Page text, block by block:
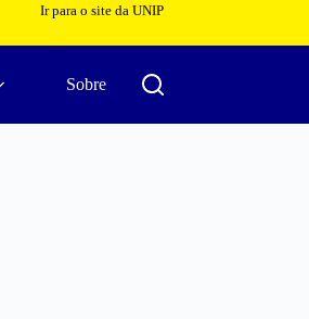
Ir para o site da UNIP
Sobre